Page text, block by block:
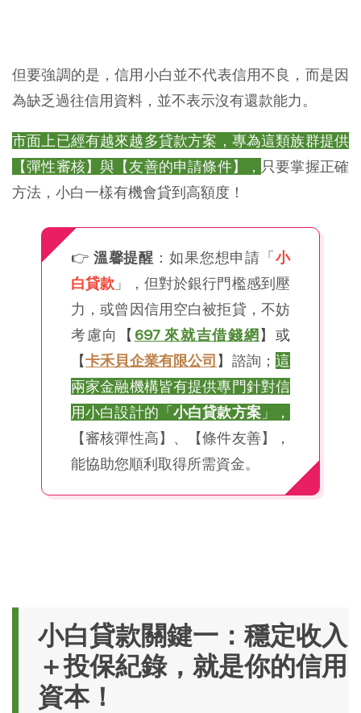
但要強調的是，信用小白並不代表信用不良，而是因
為缺乏過往信用資料，並不表示沒有還款能力。
市面上已經有越來越多貸款方案，專為這類族群提供
【彈性審核】與【友善的申請條件】， 只要掌握正確
方法，小白一樣有機會貸到高額度！
👉 溫馨提醒 ：如果您想申請「小
白貸款 」，但對於銀行門檻感到壓
力，或曾因信用空白被拒貸，不妨
考慮向
【 697 來就吉借錢網 】或
【卡禾貝企業有限公司 】 諮詢； 這
兩家金融機構皆有提供專門針對信
用小白設計的「 小白貸款方案」，
【審核彈性高】、【條件友善】，
能協助您順利取得所需資金。
小白貸款關鍵一：穩定收入
＋投保紀錄，就是你的信用
資本！